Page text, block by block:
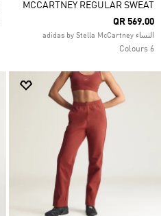
MCCARTNEY REGULAR SWEAT
QR 569.00
النساء adidas by Stella McCartney
6 Colours